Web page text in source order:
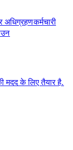
अधिग्रहण​​कर्मचारी
मदद के लिए तैयार है.​​